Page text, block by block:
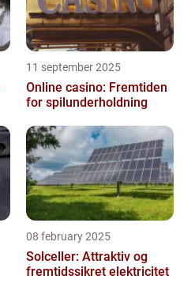
11 september 2025
Online casino: Fremtiden
for spilunderholdning
08 february 2025
Solceller: Attraktiv og
fremtidssikret elektricitet